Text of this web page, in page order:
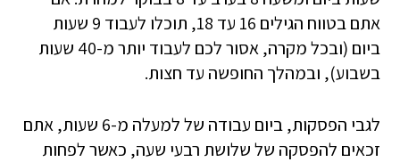
אתם בטווח הגילים 16 עד 18, תוכלו לעבוד 9 שעות
ביום (ובכל מקרה, אסור לכם לעבוד יותר מ-40 שעות
בשבוע), ובמהלך החופשה עד חצות.
לגבי הפסקות, ביום עבודה של למעלה מ-6 שעות, אתם
זכאים להפסקה של שלושת רבעי שעה, כאשר לפחות